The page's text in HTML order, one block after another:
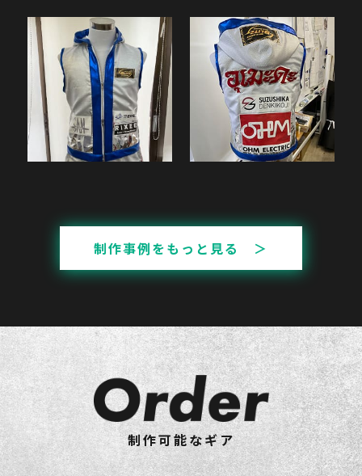
制作事例をもっと見る ＞
制作可能なギア